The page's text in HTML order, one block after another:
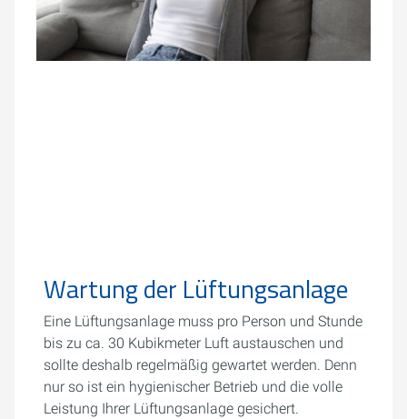
Wartung der Lüftungsanlage
Eine Lüftungsanlage muss pro Person und Stunde
bis zu ca. 30 Kubikmeter Luft austauschen und
sollte deshalb regelmäßig gewartet werden. Denn
nur so ist ein hygienischer Betrieb und die volle
Leistung Ihrer Lüftungsanlage gesichert.